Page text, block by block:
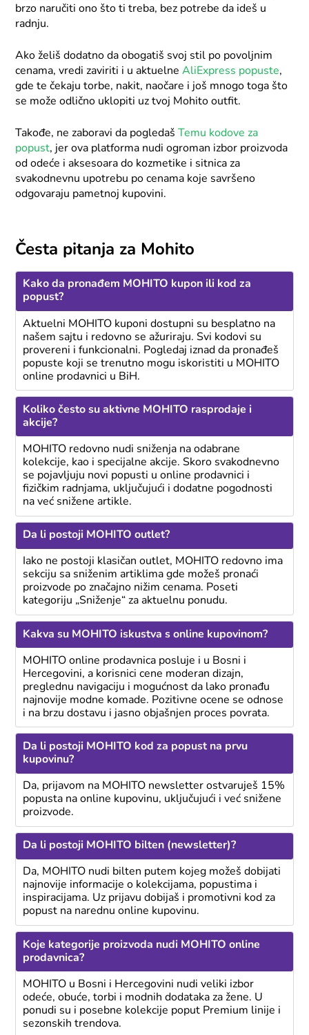
brzo naručiti ono što ti treba, bez potrebe da ideš u
radnju.
Ako želiš dodatno da obogatiš svoj stil po povoljnim
cenama, vredi zaviriti i u aktuelneAliExpress popuste,
gde te čekaju torbe, nakit, naočare i još mnogo toga što
se može odlično uklopiti uz tvoj Mohito outfit.
Takođe, ne zaboravi da pogledaš
Temu kodove za
popust, jer ova platforma nudi ogroman izbor proizvoda
od odeće i aksesoara do kozmetike i sitnica za
svakodnevnu upotrebu po cenama koje savršeno
odgovaraju pametnoj kupovini.
Česta pitanja za Mohito
Kako da pronađem MOHITO kupon ili kod za
popust?
Aktuelni MOHITO kuponi dostupni su besplatno na
našem sajtu i redovno se ažuriraju. Svi kodovi su
provereni i funkcionalni. Pogledaj iznad da pronađeš
popuste koji se trenutno mogu iskoristiti u MOHITO
online prodavnici u BiH.
Koliko često su aktivne MOHITO rasprodaje i
akcije?
MOHITO redovno nudi sniženja na odabrane
kolekcije, kao i specijalne akcije. Skoro svakodnevno
se pojavljuju novi popusti u online prodavnici i
fizičkim radnjama, uključujući i dodatne pogodnosti
na već snižene artikle.
Da li postoji MOHITO outlet?
Iako ne postoji klasičan outlet, MOHITO redovno ima
sekciju sa sniženim artiklima gde možeš pronaći
proizvode po značajno nižim cenama. Poseti
kategoriju „Sniženje“ za aktuelnu ponudu.
Kakva su MOHITO iskustva s online kupovinom?
MOHITO online prodavnica posluje i u Bosni i
Hercegovini, a korisnici cene moderan dizajn,
preglednu navigaciju i mogućnost da lako pronađu
najnovije modne komade. Pozitivne ocene se odnose
i na brzu dostavu i jasno objašnjen proces povrata.
Da li postoji MOHITO kod za popust na prvu
kupovinu?
Da, prijavom na MOHITO newsletter ostvaruješ 15%
popusta na online kupovinu, uključujući i već snižene
proizvode.
Da li postoji MOHITO bilten (newsletter)?
Da, MOHITO nudi bilten putem kojeg možeš dobijati
najnovije informacije o kolekcijama, popustima i
inspiracijama. Uz prijavu dobijaš i promotivni kod za
popust na narednu online kupovinu.
Koje kategorije proizvoda nudi MOHITO online
prodavnica?
MOHITO u Bosni i Hercegovini nudi veliki izbor
odeće, obuće, torbi i modnih dodataka za žene. U
ponudi su i posebne kolekcije poput Premium linije i
sezonskih trendova.